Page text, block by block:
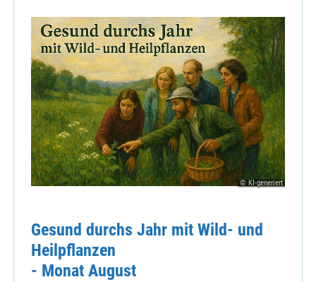
© KI-generiert
Gesund durchs Jahr mit Wild- und
Heilpflanzen
- Monat August